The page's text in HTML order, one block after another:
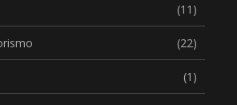
(11)
(22)
(1)